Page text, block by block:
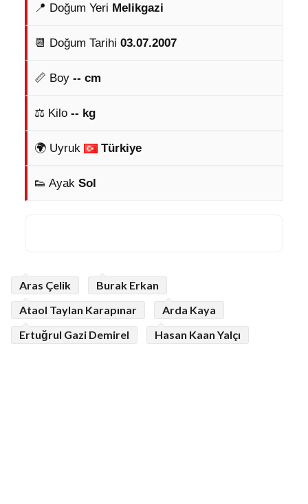
📍 Doğum Yeri Melikgazi
📆 Doğum Tarihi 03.07.2007
📏 Boy -- cm
⚖️ Kilo -- kg
🌍 Uyruk Türkiye
👟 Ayak Sol
Aras Çelik
Burak Erkan
Ataol Taylan Karapınar
Arda Kaya
Ertuğrul Gazi Demirel
Hasan Kaan Yalçı